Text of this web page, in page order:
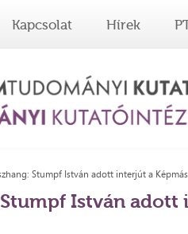
Kapcsolat Hírek
Stumpf István adott interjút a
István